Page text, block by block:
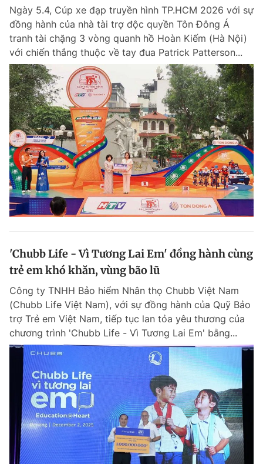
Chuyên mục khác
Chào ngày mới Tin 24h
Tin thị trường Tin 360
Video Magazine
Sản phẩm khác
Tiện ích Bạn cần biết
Đọc Thanh Niên trên điện thoại
Theo dõi báo trên
Hotline
0906 645 777
Liên hệ quảng cáo
0908 780 404
Tin đã lưu
Tin đã xem
Đăng xuất
Ngày 5.4, Cúp xe đạp truyền hình TP.HCM 2026 với sự
đồng hành của nhà tài trợ độc quyền Tôn Đông Á
tranh tài chặng 3 vòng quanh hồ Hoàn Kiếm (Hà Nội)
với chiến thắng thuộc về tay đua Patrick Patterson...
'Chubb Life - Vì Tương Lai Em' đồng hành cùng
trẻ em khó khăn, vùng bão lũ
Công ty TNHH Bảo hiểm Nhân thọ Chubb Việt Nam
(Chubb Life Việt Nam), với sự đồng hành của Quỹ Bảo
trợ Trẻ em Việt Nam, tiếp tục lan tỏa yêu thương của
chương trình 'Chubb Life - Vì Tương Lai Em' bằng...